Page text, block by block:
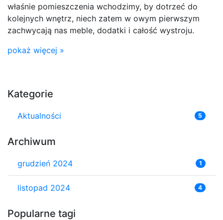
właśnie pomieszczenia wchodzimy, by dotrzeć do
kolejnych wnętrz, niech zatem w owym pierwszym
zachwycają nas meble, dodatki i całość wystroju.
pokaż więcej »
Kategorie
Aktualności 5
Archiwum
grudzień 2024 1
listopad 2024 4
Popularne tagi